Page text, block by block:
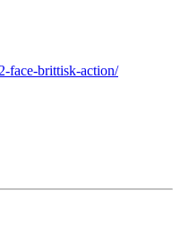
face-brittisk-action/